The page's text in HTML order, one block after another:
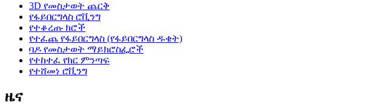
3D የመስታወት ጨርቅ
የፋይበርግላስ ሮቪንግ
የተቆረጡ ክሮች
የተፈጨ የፋይበርግላስ (የፋይበርግላስ ዱቄት)
ባዶ የመስታወት ማይክሮስፌሮች
የተከተፈ የክር ምንጣፍ
የተሸመነ ሮቪንግ
ዜና